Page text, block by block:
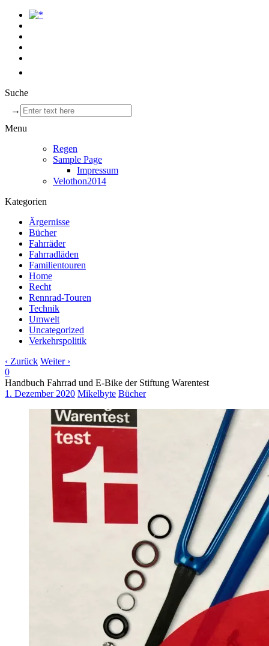
Suche
→
Menu
Regen
Sample Page
Impressum
Velothon2014
Kategorien
Ärgernisse
Bücher
Fahrräder
Fahrradläden
Familientouren
Home
Recht
Rennrad-Touren
Technik
Umwelt
Uncategorized
Verkehrspolitik
‹ Zurück Weiter ›
0
Handbuch Fahrrad und E-Bike der Stiftung Warentest
1. Dezember 2020 Mikelbyte Bücher